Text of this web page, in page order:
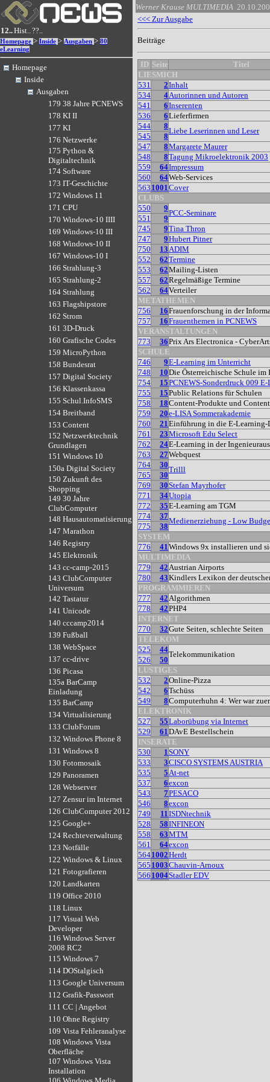
12..Hist..??..
Homepage > Inside > Ausgaben > 80
eLearning
Homepage
Inside
Ausgaben
179 38 Jahre PCNEWS
178 KI II
177 KI
176 Netzwerke
175 Python &
Digitaltechnik
174 Software
173 IT-Geschichte
172 Windows 11
171 CPU
170 Windows-10 IIII
169 Windows-10 III
168 Windows-10 II
167 Windows-10 I
166 Strahlung-3
165 Strahlung-2
164 Strahlung
163 Flagshipstore
162 Strom
161 3D-Druck
160 Grafische Codes
159 MicroPython
158 Bundesrat
157 Digital Society
156 Klassenkassa
155 Schul.InfoSMS
154 Breitband
153 Content
152 Netzwerktechnik
Grundlagen
151 Windows 10
150a Digital Society
150 Zukunft des
Shopping
149 30 Jahre
ClubComputer
148 Hausautomatisierung
147 Marathon
146 Registry
145 Elektronik
143 cc-camp-2015
143 ClubComputer
Universum
142 Tastatur
141 Unicode
140 cccamp2014
139 Fußball
138 WebSpace
137 cc-drive
136 Picasa
135a BarCamp
Einladung
135 BarCamp
134 Virtualisierung
133 ClubForum
132 Windows Phone 8
131 Windows 8
130 Fotomosaik
129 Panoramen
128 Webserver
127 Zensur im Internet
126 ClubComputer 2012
125 Google+
124 Rechteverwaltung
123 Notfälle
122 Windows & Linux
121 Fotografieren
120 Landkarten
119 Office 2010
118 Linux
117 Visual Web
Developer
116 Windows Server
2008 RC2
115 Windows 7
114 DOStalgisch
113 Google Universum
112 Grafik-Passwort
111 CC | Angebot
110 Ohne Registry
109 Vista Fehleranalyse
108 Windows Vista
Oberfläche
107 Windows Vista
Installation
Werner Krause MULTIMEDIA
<<< Zur Ausgabe
Beiträge
ID Seite
Titel
LIESMICH
531
2Inhalt
534
4Autorinnen und Autoren
541
6Inserenten
536
6Lieferfirmen
544
8
Liebe Leserinnen und Leser
545
8
547
8Margarete Maurer
548
8Tagung Mikroelektronik 2003
559
64Impressum
560
64Web-Services
563 1001Cover
CLUBS
550
9
PCC-Seminare
551
9
745
9Tina Thron
747
9Hubert Pitner
750
13ADIM
552
62Termine
553
62Mailing-Listen
557
62Regelmäßige Termine
562
64Verteiler
METATHEMEN
756
16Frauenforschung in der
757
16Frauenthemen in PCNEWS
VERANSTALTUNGEN
773
36Prix Ars Electronica -
SCHULE
746
9E-Learning im Unterricht
748
10Die Österreichische Schule im
754
15PCNEWS-Sonderdruck 009
755
15Public Relations für Schulen
758
18Content-Produkte und
759
20e-LISA Sommerakademie
760
21Einführung in die E-
761
23Microsoft Edu Select
762
24E-Learning in der
763
27Webquest
764
30
Trilll
765
30
769
30Stefan Mayrhofer
771
34Utopia
772
35E-Learning am TGM
774
37
Medienerziehung - Low
775
38
SYSTEM
776
41Windows 9x installieren und
MULTIMEDIA
779
42Austrian Airports
780
43Kindlers Lexikon der
PROGRAMMIEREN
777
42Algorithmen
778
42PHP4
INTERNET
770
32Gute Seiten, schlechte Seiten
TELEKOM
525
44
Telekommunikation
526
50
LUSTIGES
532
2Online-Pizza
542
6Tschüss
549
8Computerhuhn 4: Wer war
ELEKTRONIK
527
55Laborübung via Internet
529
61DAvE Bestellschein
INSERATE
530
1SONY
533
3CISCO SYSTEMS AUSTRIA
535
5At-net
537
6excon
543
7PESACO
546
8excon
749
11ISDNtechnik
528
58INFINEON
558
63MTM
561
64excon
5641002Herdt
565 1003Chauvin-Arnoux
566 1004Stadler EDV